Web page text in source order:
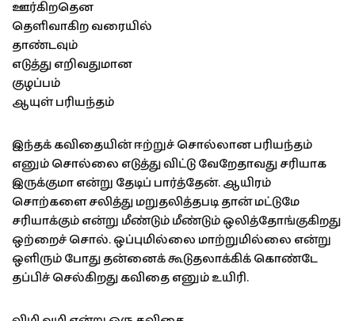
ஊர்கிறதென
தெளிவாகிற வரையில்
தாண்டவும்
எடுத்து எறிவதுமான
குழப்பம்
ஆயுள் பரியந்தம்
இந்தக் கவிதையின் ஈற்றுச் சொல்லான பரியந்தம்
எனும் சொல்லை எடுத்து விட்டு வேறேதாவது சரியாக
இருக்குமா என்று தேடிப் பார்த்தேன். ஆயிரம்
சொற்களை சலித்து மறுதலித்தபடி தான் மட்டுமே
சரியாக்கும் என்று மீண்டும் மீண்டும் ஒலித்தோங்குகிறது
ஒற்றைச் சொல். ஒப்புமில்லை மாற்றுமில்லை என்று
ஒளிரும் போது தன்னைக் கூடுதலாக்கிக் கொண்டே
தப்பிச் செல்கிறது கவிதை எனும் உயிரி.